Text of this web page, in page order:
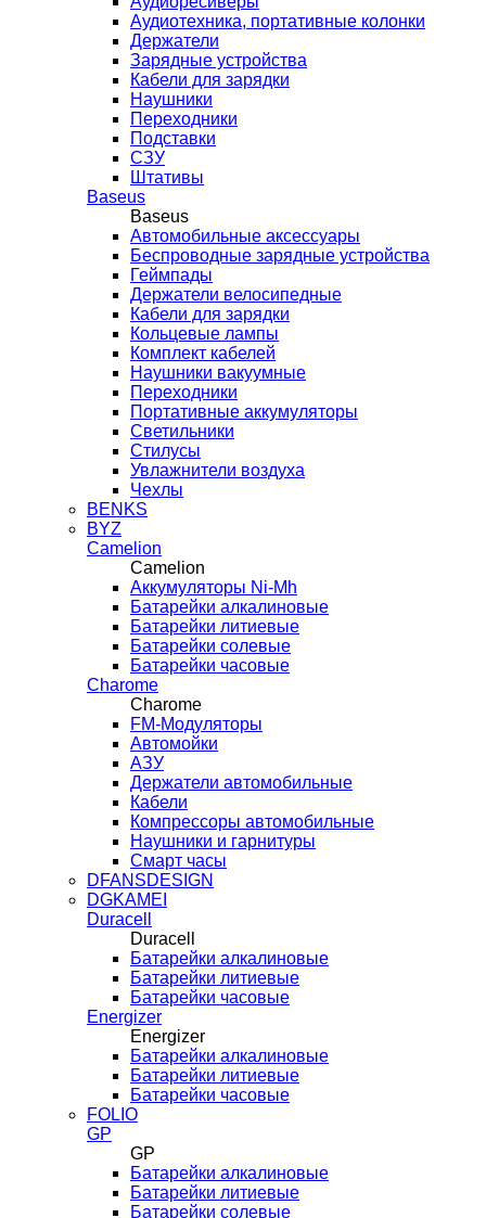
Аудиотехника, портативные колонки
Держатели
Зарядные устройства
Кабели для зарядки
Наушники
Переходники
Подставки
СЗУ
Штативы
Baseus
Baseus
Автомобильные аксессуары
Беспроводные зарядные устройства
Геймпады
Держатели велосипедные
Кабели для зарядки
Кольцевые лампы
Комплект кабелей
Наушники вакуумные
Переходники
Портативные аккумуляторы
Светильники
Стилусы
Увлажнители воздуха
Чехлы
BENKS
BYZ
Camelion
Camelion
Аккумуляторы Ni-Mh
Батарейки алкалиновые
Батарейки литиевые
Батарейки солевые
Батарейки часовые
Charome
Charome
FM-Модуляторы
Автомойки
АЗУ
Держатели автомобильные
Кабели
Компрессоры автомобильные
Наушники и гарнитуры
Смарт часы
DFANSDESIGN
DGKAMEI
Duracell
Duracell
Батарейки алкалиновые
Батарейки литиевые
Батарейки часовые
Energizer
Energizer
Батарейки алкалиновые
Батарейки литиевые
Батарейки часовые
FOLIO
GP
GP
Батарейки алкалиновые
Батарейки литиевые
Батарейки солевые